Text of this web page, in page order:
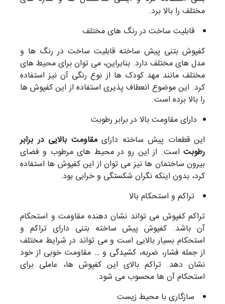
مختلف را بالا برد.
قابلیت ساخت در رنگ های مختلف
کفپوش بتنی پیش ساخته قابلیت ساخت در رنگ ها و
مدل های مختلف دارد. بنابراین، می توان برای محیط های
مختلف مانند مهد کودک ها از نوع رنگی آن نیز استفاده
کرد. این موضوع انعطاف پذیری استفاده از این کفپوش ها
را بالا برده است.
دارای مقاومت بالا در برابر رطوبت
این قطعات پیش ساخته دارایمقاومت بالایی در برابر
رطوبتاست. از این رو در محیط های مرطوب و فضای
بیرون ساختمان ها نیز می توان از این کفپوش ها استفاده
کرد، بدون اینکه نگران شکستگی و خرابی بود.
تراکم و استحکام بالا
تراکم کفپوش می تواند نشان دهنده مقاومت و استحکام
آن باشد. کفپوش پیش ساخته بتنی دارای تراکم و
استحکام بسیار بالایی است و می تواند در شرایط مختلف
از جمله فشار، ضربه، کشیدگی و … مقاومت خوبی از خود
نشان دهد. تراکم بالای این کفپوش ها، عاملی برای
استحکام آن ها محسوب می شود.
سازگاری با محیط زیست